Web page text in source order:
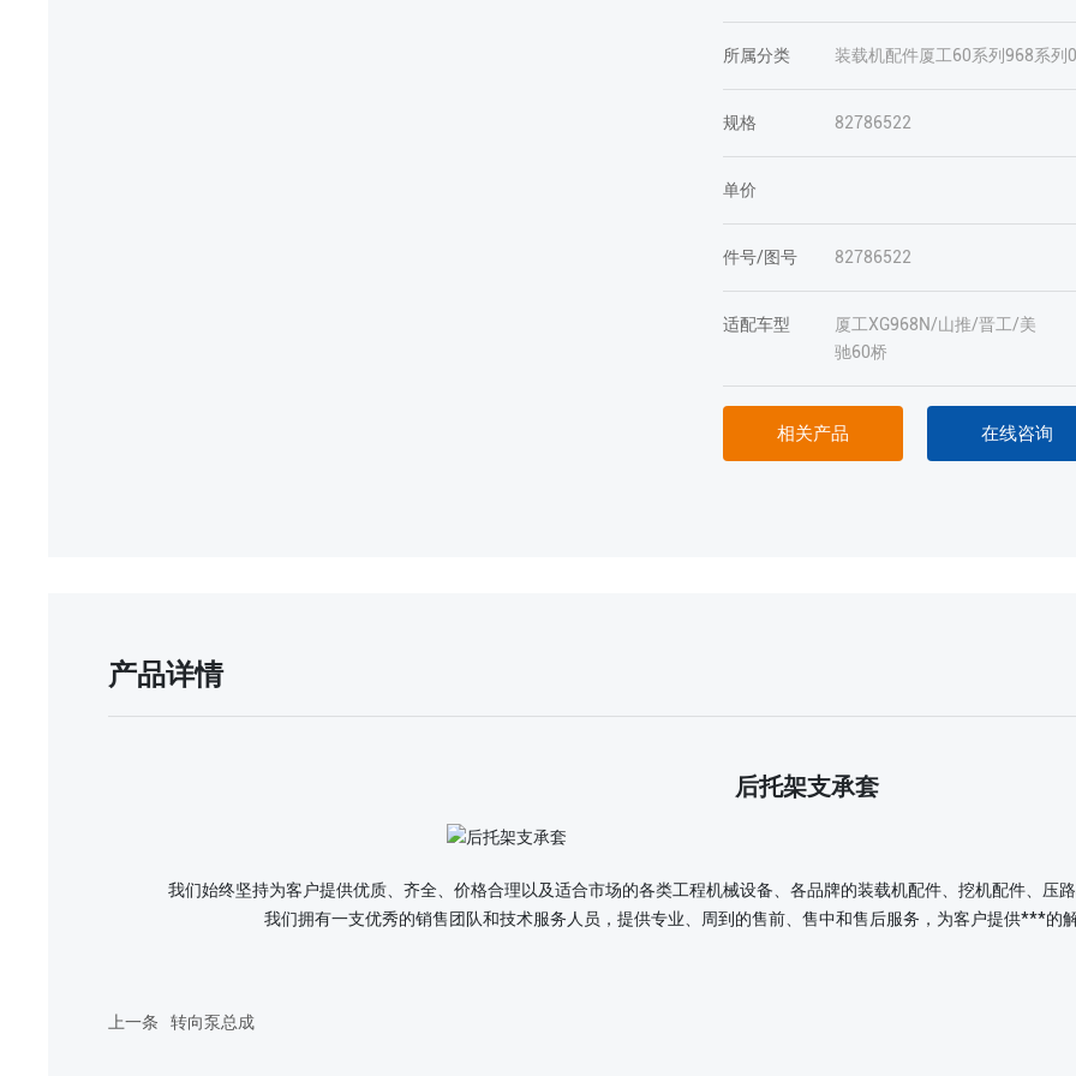
所属分类 装载机配件厦工60系列 968系列
规格 82786522
单价
件号/图号 82786522
适配车型
厦工XG968N/山推/晋工/美
驰60桥
相关产品 在线咨询
产品详情
后托架支承套
我们始终坚持为客户提供优质、齐全、价格合理以及适合市场的各类工程机械设备、各品牌的装载机配件、挖机配件、压
我们拥有一支优秀的销售团队和技术服务人员，提供专业、周到的售前、售中和售后服务，为客户提供***的
上一条 转向泵总成